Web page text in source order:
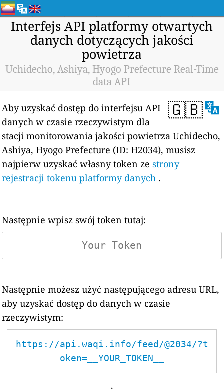
Interfejs API platformy otwartych
danych dotyczących jakości
powietrza
Uchidecho, Ashiya, Hyogo Prefecture Real-Time
data API
🇬🇧
Aby uzyskać dostęp do interfejsu API
danych w czasie rzeczywistym dla
stacji monitorowania jakości powietrza Uchidecho,
Ashiya, Hyogo Prefecture (ID: H2034), musisz
najpierw uzyskać własny token zestrony
rejestracji tokenu platformy danych .
Następnie wpisz swój token tutaj:
Następnie możesz użyć następującego adresu URL,
aby uzyskać dostęp do danych w czasie
rzeczywistym:
https://api.waqi.info/feed/@2034/?t
oken=__YOUR_TOKEN__
.